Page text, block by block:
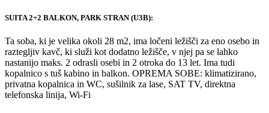
SUITA 2+2 BALKON, PARK STRAN (U3B):
Ta soba, ki je velika okoli 28 m2, ima ločeni ležišči za eno osebo in
raztegljiv kavč, ki služi kot dodatno ležišče, v njej pa se lahko
nastanijo maks. 2 odrasli osebi in 2 otroka do 13 let. Ima tudi
kopalnico s tuš kabino in balkon. OPREMA SOBE: klimatizirano,
privatna kopalnica in WC, sušilnik za lase, SAT TV, direktna
telefonska linija, Wi-Fi